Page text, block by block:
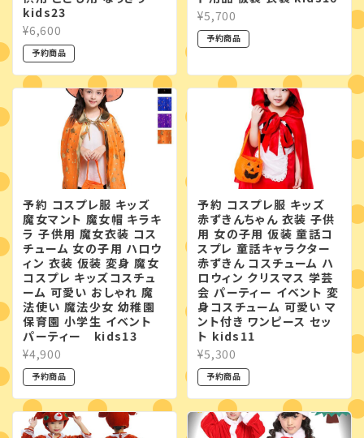
kids23
¥6,600
予約商品
¥5,700
予約商品
予約 コスプレ服 キッズ
魔女マント 魔女帽 キラキ
ラ 子供用 魔女衣装 コス
チューム 女の子用 ハロウ
ィン 衣装 仮装 変身 魔女
コスプレ キッズコスチュ
ーム 可愛い おしゃれ 魔
法使い 魔法少女 幼稚園
保育園 小学生 イベント
パーティー kids13
¥4,900
予約商品
予約 コスプレ服 キッズ
赤ずきんちゃん 衣装 子供
用 女の子用 仮装 童話コ
スプレ 童話キャラクター
赤ずきん コスチューム ハ
ロウィン クリスマス 学芸
会 パーティー イベント 変
身コスチューム 可愛い マ
ント付き ワンピース セッ
ト kids11
¥5,300
予約商品